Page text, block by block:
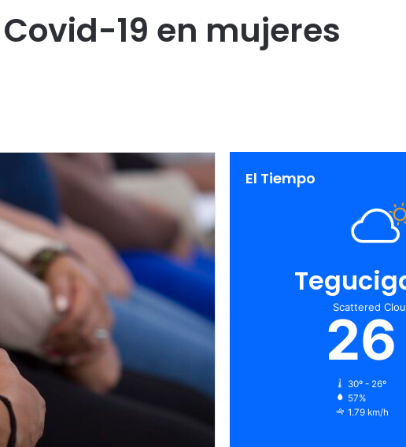
-19 en mujeres
El Tiempo
Scattered
26
30º - 26º
57%
1.79 km/h